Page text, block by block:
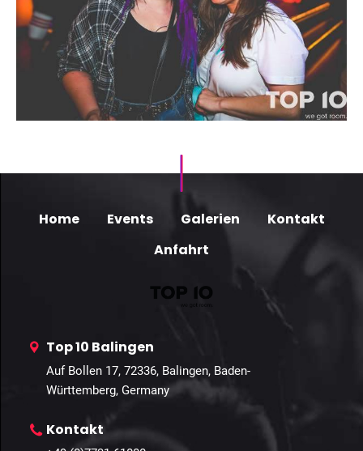
Home Events Galerien
Kontakt
Anfahrt
Top 10 Balingen
Auf Bollen 17, 72336, Balingen, Baden-
Württemberg, Germany
Kontakt